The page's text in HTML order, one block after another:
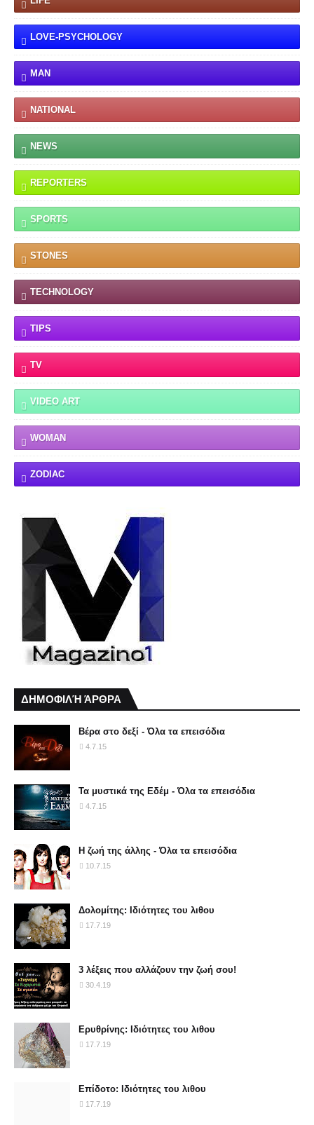
LOVE-PSYCHOLOGY
MAN
NATIONAL
NEWS
REPORTERS
SPORTS
STONES
TECHNOLOGY
TIPS
TV
VIDEO ART
WOMAN
ZODIAC
ΔΗΜΟΦΙΛΉ ΆΡΘΡΑ
Βέρα στο δεξί - Όλα τα επεισόδια
4.7.15
Τα μυστικά της Εδέμ - Όλα τα επεισόδια
4.7.15
Η ζωή της άλλης - Όλα τα επεισόδια
10.7.15
Δολομίτης: Ιδιότητες του λιθου
17.7.19
3 λέξεις που αλλάζουν την ζωή σου!
30.4.19
Ερυθρίνης: Ιδιότητες του λιθου
17.7.19
Επίδοτο: Ιδιότητες του λιθου
17.7.19